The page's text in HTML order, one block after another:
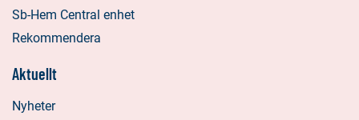
Sb-Hem Central enhet
Rekommendera
Aktuellt
Nyheter